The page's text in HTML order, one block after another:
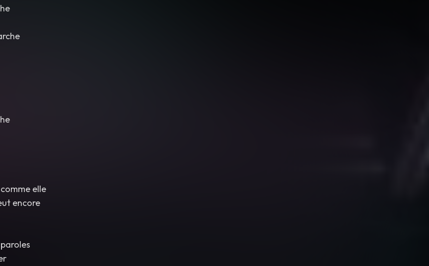
elle
encore